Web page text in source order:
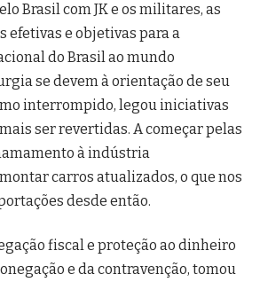
Brasil com JK e os militares, as
efetivas e objetivas para a
do Brasil ao mundo
se devem à orientação de seu
interrompido, legou iniciativas
ser revertidas. A começar pelas
à indústria
carros atualizados, o que nos
desde então.
fiscal e proteção ao dinheiro
e da contravenção, tomou